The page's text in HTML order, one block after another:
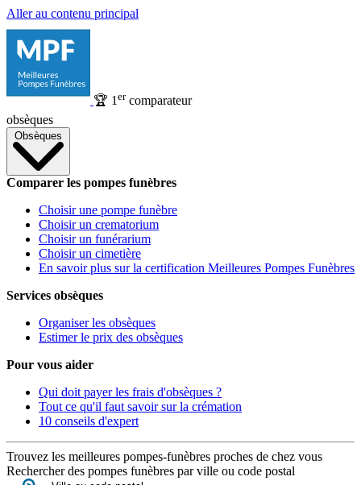
Aller au contenu principal
🏆 1 ercomparateur
obsèques
Obsèques
Comparer les pompes funèbres
Choisir une pompe funèbre
Choisir un crematorium
Choisir un funérarium
Choisir un cimetière
En savoir plus sur la certification Meilleures Pompes Funèbres
Services obsèques
Organiser les obsèques
Estimer le prix des obsèques
Pour vous aider
Qui doit payer les frais d'obsèques ?
Tout ce qu'il faut savoir sur la crémation
10 conseils d'expert
Trouvez les meilleures pompes-funèbres proches de chez vous
Rechercher des pompes funèbres par ville ou code postal